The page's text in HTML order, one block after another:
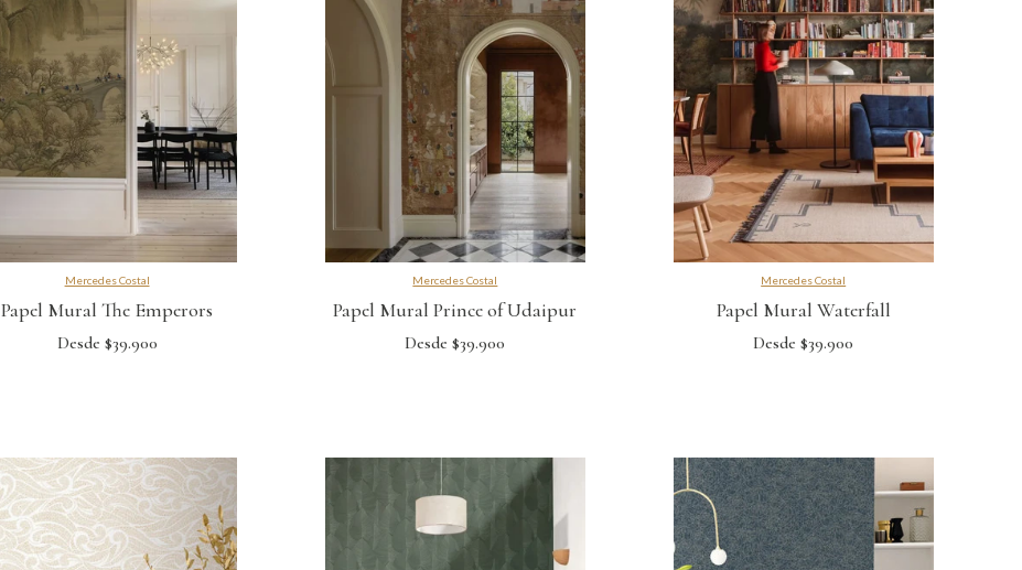
Mercedes Costal
Papel Mural The Emperors
Desde $39.900
Mercedes Costal
Papel Mural Prince of Udaipur
Desde $39.900
Mercedes Costal
Papel Mural Waterfall
Desde $39.900